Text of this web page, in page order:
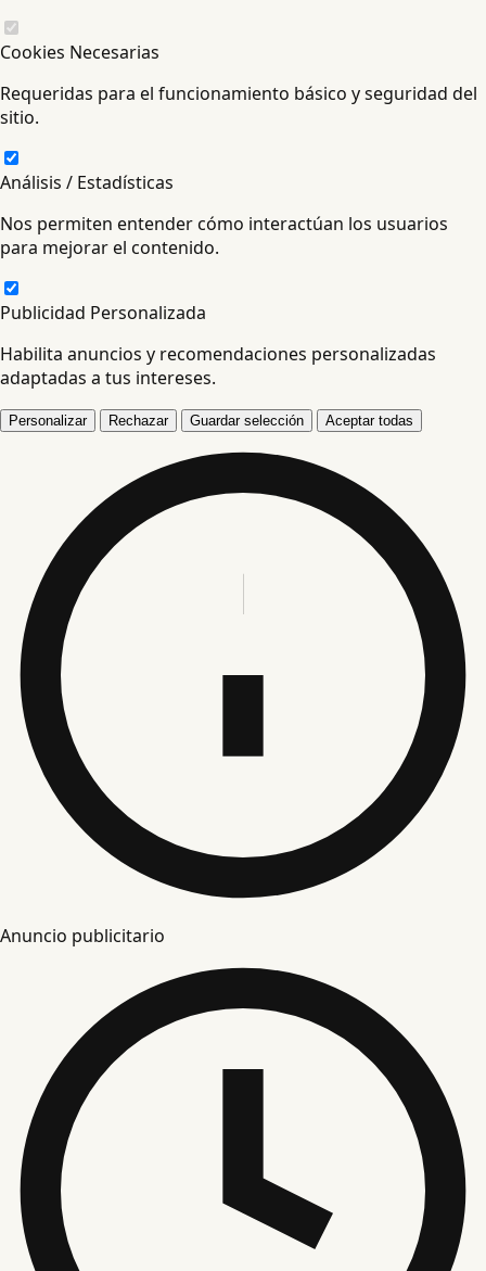
Cookies Necesarias
Requeridas para el funcionamiento básico y seguridad del
sitio.
Análisis / Estadísticas
Nos permiten entender cómo interactúan los usuarios
para mejorar el contenido.
Publicidad Personalizada
Habilita anuncios y recomendaciones personalizadas
adaptadas a tus intereses.
Personalizar Rechazar Guardar selección Aceptar todas
Anuncio publicitario